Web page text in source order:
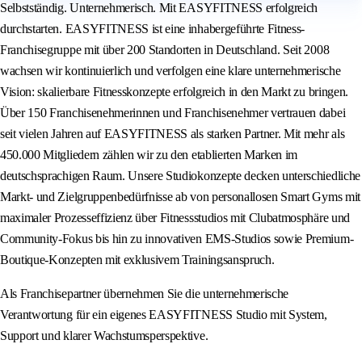
Selbstständig. Unternehmerisch. Mit EASYFITNESS erfolgreich
durchstarten. EASYFITNESS ist eine inhabergeführte Fitness-
Franchisegruppe mit über 200 Standorten in Deutschland. Seit 2008
wachsen wir kontinuierlich und verfolgen eine klare unternehmerische
Vision: skalierbare Fitnesskonzepte erfolgreich in den Markt zu bringen.
Über 150 Franchisenehmerinnen und Franchisenehmer vertrauen dabei
seit vielen Jahren auf EASYFITNESS als starken Partner. Mit mehr als
450.000 Mitgliedern zählen wir zu den etablierten Marken im
deutschsprachigen Raum. Unsere Studiokonzepte decken unterschiedliche
Markt- und Zielgruppenbedürfnisse ab von personallosen Smart Gyms mit
maximaler Prozesseffizienz über Fitnessstudios mit Clubatmosphäre und
Community-Fokus bis hin zu innovativen EMS-Studios sowie Premium-
Boutique-Konzepten mit exklusivem Trainingsanspruch.
Als Franchisepartner übernehmen Sie die unternehmerische
Verantwortung für ein eigenes EASYFITNESS Studio mit System,
Support und klarer Wachstumsperspektive.